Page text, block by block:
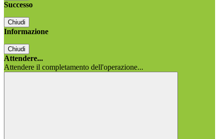
Successo
Chiudi
Informazione
Chiudi
Attendere...
Attendere il completamento dell'operazione...